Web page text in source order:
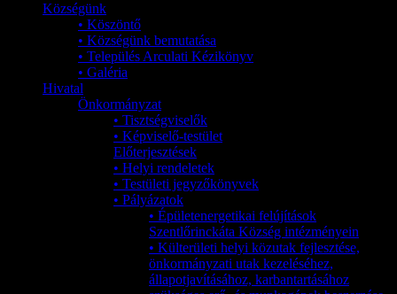
Községünk
• Köszöntő
• Községünk bemutatása
• Település Arculati Kézikönyv
• Galéria
Hivatal
Önkormányzat
• Tisztségviselők
• Képviselő-testület
Előterjesztések
• Helyi rendeletek
• Testületi jegyzőkönyvek
• Pályázatok
• Épületenergetikai felújítások
Szentlőrinckáta Község intézményein
• Külterületi helyi közutak fejlesztése,
önkormányzati utak kezeléséhez,
állapotjavításához, karbantartásához